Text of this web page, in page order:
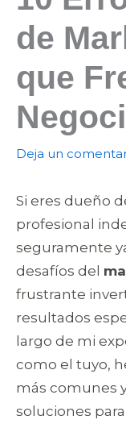
de
que
Deja un
Si eres dueño
profesional
seguramente
desafíos del
frustrante
resultados
largo de mi
como el tuyo,
más comunes
soluciones